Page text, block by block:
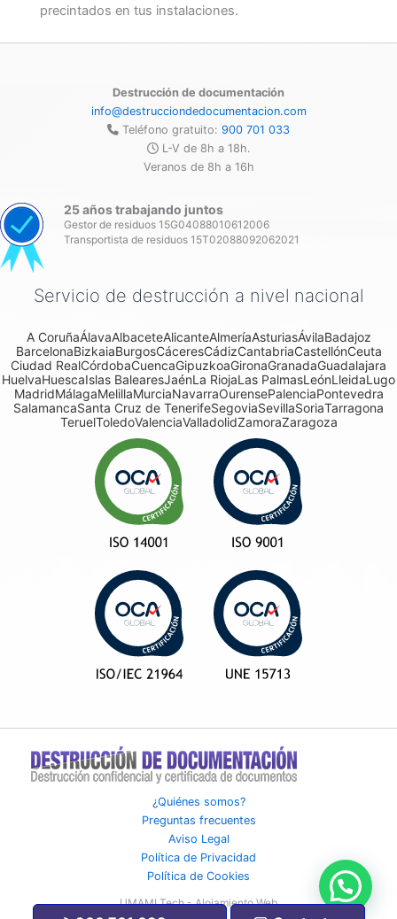
precintados en tus instalaciones.
Destrucción de documentación
info@destrucciondedocumentacion.com
Teléfono gratuito: 900 701 033
L-V de 8h a 18h.
Veranos de 8h a 16h
25 años trabajando juntos
Gestor de residuos 15G04088010612006
Transportista de residuos 15T02088092062021
Servicio de destrucción a nivel nacional
A CoruñaÁlavaAlbaceteAlicanteAlmeríaAsturiasÁvilaBadajoz
BarcelonaBizkaiaBurgosCáceresCádizCantabriaCastellónCeuta
Ciudad RealCórdobaCuencaGipuzkoaGironaGranadaGuadalajara
HuelvaHuescaIslas BalearesJaénLa RiojaLas PalmasLeónLleidaLugo
MadridMálagaMelillaMurciaNavarraOurensePalenciaPontevedra
SalamancaSanta Cruz de TenerifeSegoviaSevillaSoriaTarragona
TeruelToledoValenciaValladolidZamoraZaragoza
¿Quiénes somos?
Preguntas frecuentes
Aviso Legal
Política de Privacidad
Política de Cookies
UMAMI Tech - Alojamiento Web